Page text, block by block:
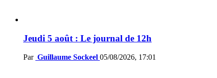
Jeudi 5 août : Le journal de 12h
Par Guillaume Sockeel 05/08/2026, 17:01